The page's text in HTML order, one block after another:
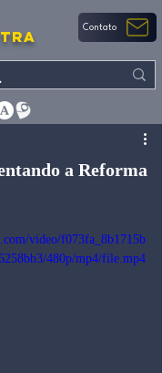
Contato
a Reforma
video/f073fa_8b1715b
480p/mp4/file.mp4